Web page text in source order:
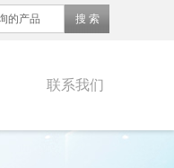
联系我们